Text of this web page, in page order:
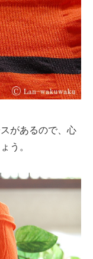
があるので、心
う。